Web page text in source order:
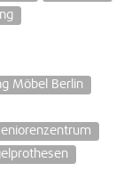
Möbel Berlin